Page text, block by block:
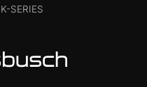
K-SERIES